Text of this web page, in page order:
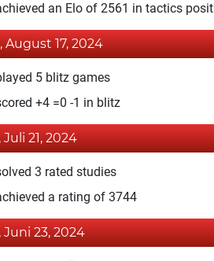
an Elo of 2561 in tactics
August 17, 2024
5 blitz games
+4 =0 -1 in blitz
21, 2024
3 rated studies
a rating of 3744
23, 2024